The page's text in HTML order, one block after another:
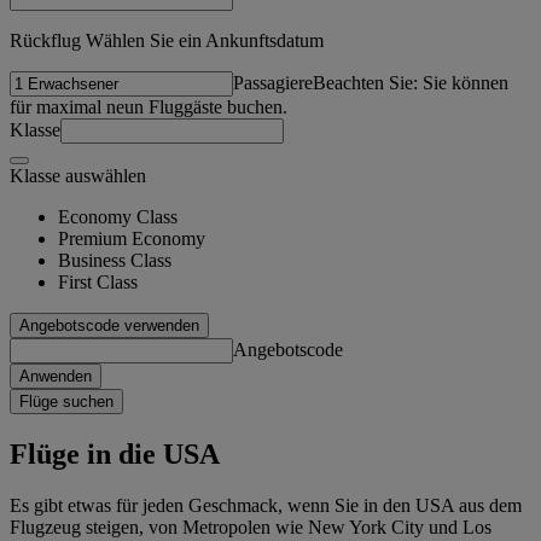
Rückflug Wählen Sie ein Ankunftsdatum
PassagiereBeachten Sie: Sie können
für maximal neun Fluggäste buchen.
Klasse
Klasse auswählen
Economy Class
Premium Economy
Business Class
First Class
Angebotscode verwenden
Angebotscode
Anwenden
Flüge suchen
Flüge in die USA
Es gibt etwas für jeden Geschmack, wenn Sie in den USA aus dem
Flugzeug steigen, von Metropolen wie New York City und Los